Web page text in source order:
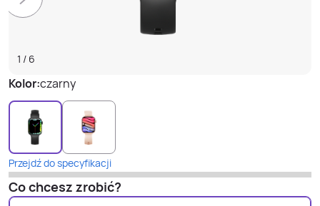
1 / 6
Kolor:czarny
Przejdź do specyfikacji
Co chcesz zrobić?